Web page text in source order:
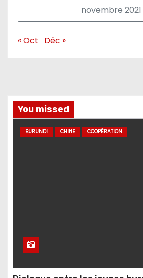
novembre 2021
« Oct Déc »
You missed
BURUNDI CHINE COOPÉRATION